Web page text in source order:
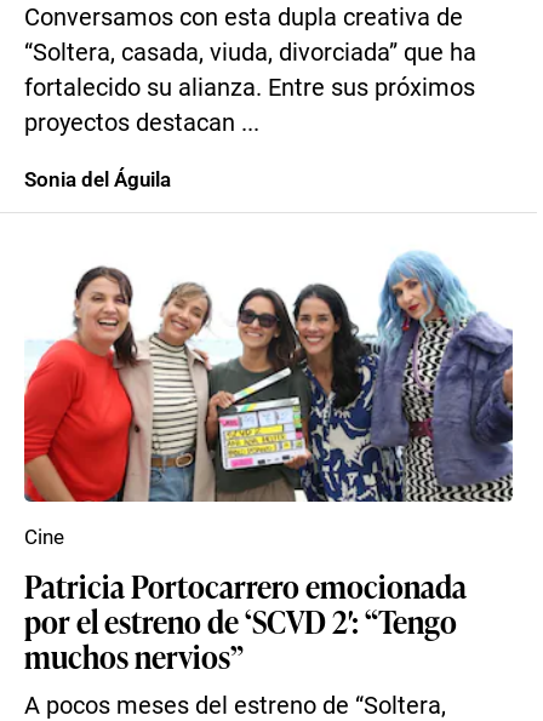
Conversamos con esta dupla creativa de
“Soltera, casada, viuda, divorciada” que ha
fortalecido su alianza. Entre sus próximos
proyectos destacan ...
Sonia del Águila
Patricia Portocarrero emocionada
por el estreno de ‘SCVD 2′: “Tengo
muchos nervios”
A pocos meses del estreno de “Soltera,
Cine